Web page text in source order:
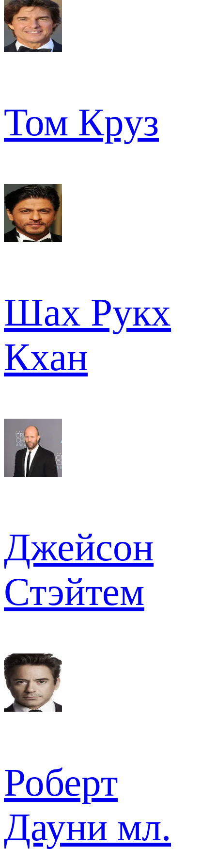
Том Круз
Шах Рукх
Кхан
Джейсон
Стэйтем
Роберт
Дауни мл.